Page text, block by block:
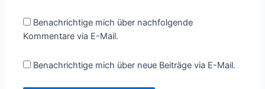
Benachrichtige mich über nachfolgende
Kommentare via E-Mail.
Benachrichtige mich über neue Beiträge via E-Mail.